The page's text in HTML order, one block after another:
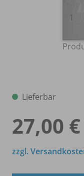
Lieferbar
27,00 €
zzgl.